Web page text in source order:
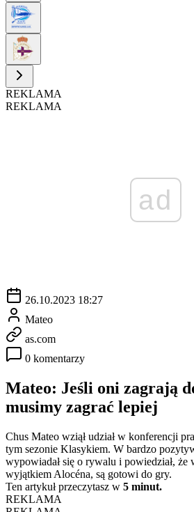
REKLAMA
REKLAMA
ad
26.10.2023 18:27
Mateo
as.com
0 komentarzy
Mateo: Jeśli oni zagrają
musimy zagrać lepiej
Chus Mateo wziął udział w konferencji
tym sezonie Klasykiem. W bardzo
wypowiadał się o rywalu i powiedział, że
wyjątkiem Alocéna, są gotowi do gry.
Ten artykuł przeczytasz w 5 minut.
REKLAMA